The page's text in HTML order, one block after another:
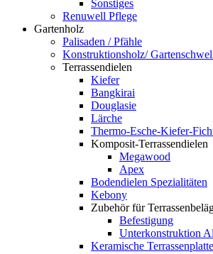
Sonstiges
Renuwell Pflege
Gartenholz
Palisaden / Pfähle
Konstruktionsholz/
Terrassendielen
Kiefer
Bangkirai
Douglasie
Lärche
Thermo-Esche-Kiefer-
Komposit-Terrassendielen
Megawood
Apex
Bodendielen Spezialitäten
Kebony
Zubehör für
Befestigung
Unterkonstruktion
Keramische